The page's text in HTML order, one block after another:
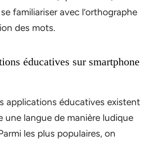
familiariser avec l’orthographe
des mots.
éducatives sur smartphone
applications éducatives existent
une langue de manière ludique
les plus populaires, on